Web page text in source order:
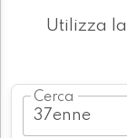
Utilizza
Cerca